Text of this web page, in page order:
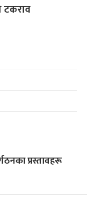
टकराव
प्रस्तावहरू